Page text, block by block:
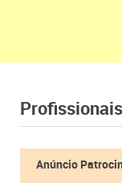
Anúncio